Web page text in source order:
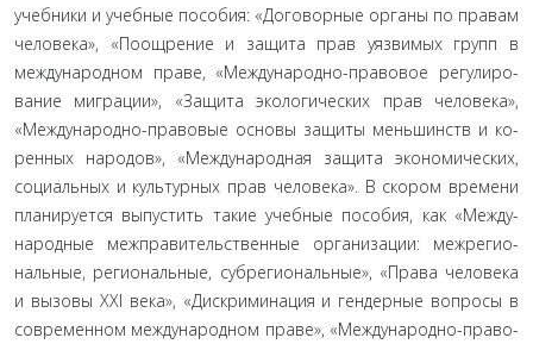
учебники и учебные пособия: «Договорные органы по пра­вам
человека», «Поощрение и защита прав уязвимых групп в
международном праве, «Международно-правовое регулиро­
вание миграции», «Защита экологических прав человека»,
«Международно-правовые основы защиты меньшинств и ко­
ренных народов», «Международная защита экономических,
социальных и культурных прав человека». В скором времени
планируется выпустить такие учебные пособия, как «Между­
народные межправительственные организации: межрегио­
нальные, региональные, субрегиональные», «Права человека
и вызовы XXI века», «Дискриминация и гендерные вопросы в
современном международном праве», «Международно-право­